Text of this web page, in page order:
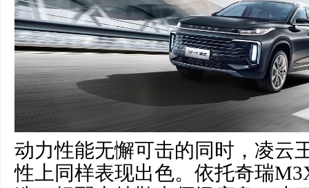
动力性能无懈可击的同时，凌云
性上同样表现出色。依托奇瑞